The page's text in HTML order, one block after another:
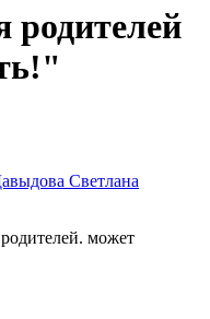
родителей
Светлана
может